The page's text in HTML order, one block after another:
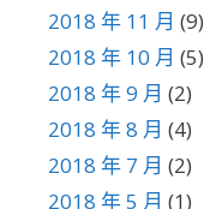
2018 年 11 月 (9)
2018 年 10 月 (5)
2018 年 9 月 (2)
2018 年 8 月 (4)
2018 年 7 月 (2)
2018 年 5 月 (1)